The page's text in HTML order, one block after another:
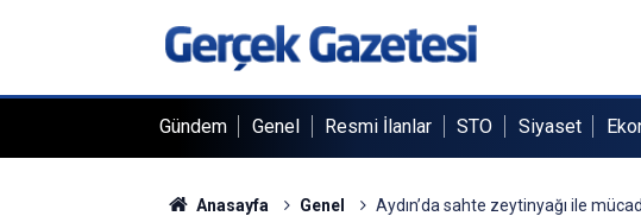
Gündem Genel Resmi İlanlar STO Siyaset
Anasayfa Genel Aydın’da sahte zeytinyağı ile